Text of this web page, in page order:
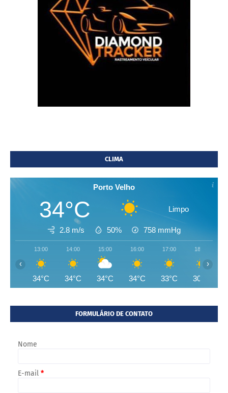
CLIMA
Porto Velho
34°C Limpo
2.8 m/s 50% 758 mmHg
13:00
34°C
14:00
34°C
15:00
34°C
16:00
34°C
17:00
33°C
18:00
30°C
‹ ›
FORMULÁRIO DE CONTATO
Nome
E-mail *